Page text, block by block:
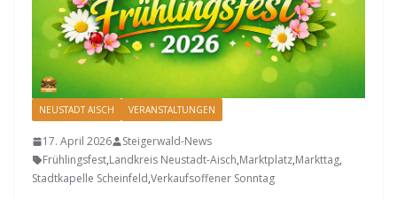
NEUSTADT AISCH VERANSTALTUNGEN
17. April 2026
Steigerwald-News
Frühlingsfest,Landkreis Neustadt-Aisch,Marktplatz,Markttag,
Stadtkapelle Scheinfeld,Verkaufsoffener Sonntag